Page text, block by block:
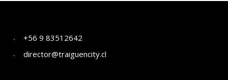
+56 9 83512642
director@traiguencity.cl